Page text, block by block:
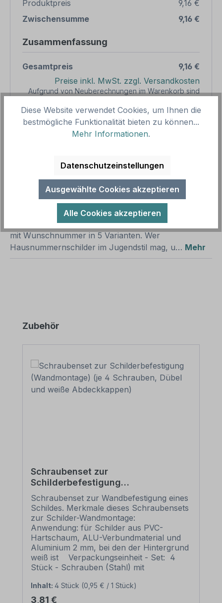
Produktpreis
9,16 €
Zwischensumme
9,16 €
Zusammenfassung
Gesamtpreis
9,16 €
Preise inkl. MwSt. zzgl. Versandkosten
Aufgrund von Neuberechnungen im Warenkorb sind
Produkt Anzahl: Gib den
In den Warenkorb
Produktnummer:
SH13073.23
Schönes Hausnummernschild im altdeutschen Stil
mit Wunschnummer in 5 Varianten. Wer
Hausnummernschilder im Jugendstil mag, u… Mehr
Produktgalerie überspringen
Zubehör
Schraubenset zur
Schilderbefestigung
(Wandmontage) (je 4 Schrauben,
Dübel und weiße Abdeckkappen)
Schraubenset zur Wandbefestigung eines
Schildes. Merkmale dieses Schraubensets
zur Schilder-Wandmontage:
Anwendung: für Schilder aus PVC-
Hartschaum, ALU-Verbundmaterial und
Aluminium 2 mm, bei den der Hintergrund
weiß ist Verpackungseinheit - Set: 4
Stück - Schrauben (Stahl) mit
Kopflochbohrung (AW-Antrieb) 4 Stück
- passende Kunststoffdübel 4 Stück -
Inhalt: 4 Stück (0,95 € / 1 Stück)
Regulärer Preis:
3,81 €
Diese Website verwendet Cookies, um Ihnen die
bestmögliche Funktionalität bieten zu können...
Mehr Informationen.
Datenschutzeinstellungen
Ausgewählte Cookies akzeptieren
Alle Cookies akzeptieren